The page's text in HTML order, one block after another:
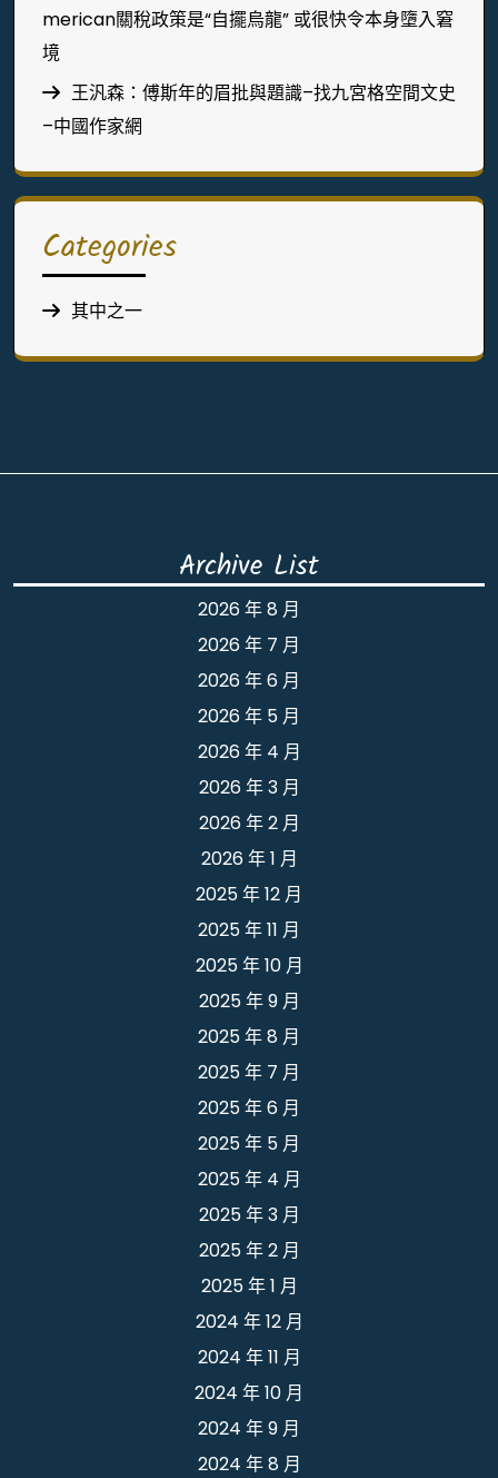
merican關稅政策是“自擺烏龍” 或很快令本身墮入窘
境
王汎森：傅斯年的眉批與題識–找九宮格空間文史
–中國作家網
Categories
其中之一
Archive List
2026 年 8 月
2026 年 7 月
2026 年 6 月
2026 年 5 月
2026 年 4 月
2026 年 3 月
2026 年 2 月
2026 年 1 月
2025 年 12 月
2025 年 11 月
2025 年 10 月
2025 年 9 月
2025 年 8 月
2025 年 7 月
2025 年 6 月
2025 年 5 月
2025 年 4 月
2025 年 3 月
2025 年 2 月
2025 年 1 月
2024 年 12 月
2024 年 11 月
2024 年 10 月
2024 年 9 月
2024 年 8 月